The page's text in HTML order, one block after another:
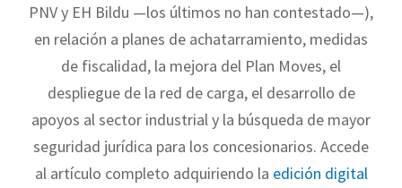
PNV y EH Bildu —los últimos no han contestado—),
en relación a planes de achatarramiento, medidas
de fiscalidad, la mejora del Plan Moves, el
despliegue de la red de carga, el desarrollo de
apoyos al sector industrial y la búsqueda de mayor
seguridad jurídica para los concesionarios. Accede
al artículo completo adquiriendo la edición digital